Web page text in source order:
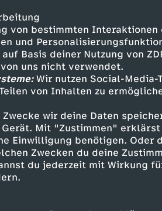
von bestimmten
und
Basis deiner Nutzung von
uns nicht verwendet.
Wir nutzen Social-Media-
von Inhalten zu
wir deine Daten
Mit "Zustimmen" erklärst
Einwilligung benötigen. Oder
Zwecken du deine
du jederzeit mit Wirkung
informativ